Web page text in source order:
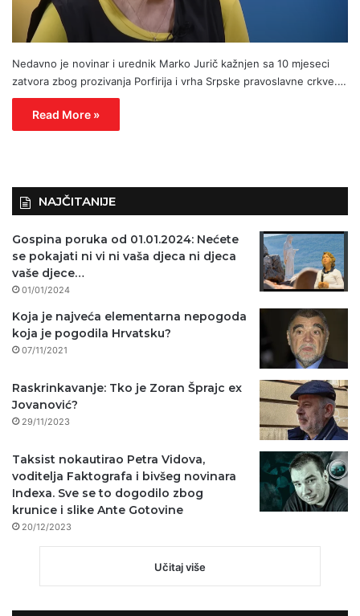
Nedavno je novinar i urednik Marko Jurič kažnjen sa 10 mjeseci
zatvora zbog prozivanja Porfirija i vrha Srpske pravoslavne crkve.…
Read More »
NAJČITANIJE
Gospina poruka od 01.01.2024: Nećete
se pokajati ni vi ni vaša djeca ni djeca
vaše djece…
01/01/2024
Koja je najveća elementarna nepogoda
koja je pogodila Hrvatsku?
07/11/2021
Raskrinkavanje: Tko je Zoran Šprajc ex
Jovanović?
29/11/2023
Taksist nokautirao Petra Vidova,
voditelja Faktografa i bivšeg novinara
Indexa. Sve se to dogodilo zbog
krunice i slike Ante Gotovine
20/12/2023
Učitaj više